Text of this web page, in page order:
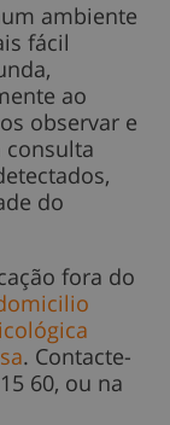
ambiente
fácil
ao
observar e
do
fora do
. Contacte-
60, ou na